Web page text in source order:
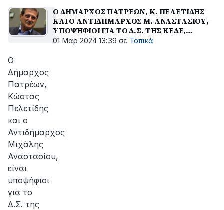
Ο ΔΗΜΑΡΧΟΣ ΠΑΤΡΕΩΝ, Κ. ΠΕΛΕΤΙΔΗΣ
ΚΑΙ Ο ΑΝΤΙΔΗΜΑΡΧΟΣ Μ. ΑΝΑΣΤΑΣΙΟΥ,
ΥΠΟΨΗΦΙΟΙ ΓΙΑ ΤΟ Δ.Σ. ΤΗΣ ΚΕΔΕ,
ΔΙΕΚΔΙΚΩΝΤΑΣ ΑΥΤΑ ΠΟΥ ΧΡΩΣΤΑΕΙ
01 Μαρ 2024 13:39 σε Τοπικά
Ο
Δήμαρχος
Πατρέων,
Κώστας
Πελετίδης
και ο
Αντιδήμαρχος
Μιχάλης
Αναστασίου,
είναι
υποψήφιοι
για το
Δ.Σ. της